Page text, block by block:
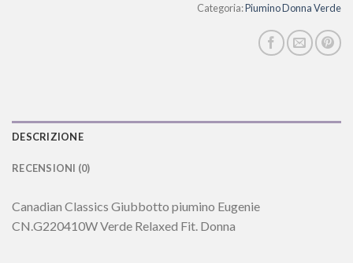
Categoria:Piumino Donna Verde
DESCRIZIONE
RECENSIONI (0)
Canadian Classics Giubbotto piumino Eugenie
CN.G220410W Verde Relaxed Fit. Donna